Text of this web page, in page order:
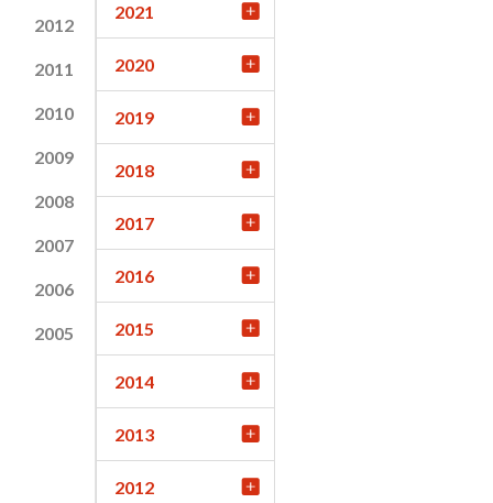
2012
2011
2010
2009
2008
2007
2006
2005
2021
2020
2019
2018
2017
2016
2015
2014
2013
2012